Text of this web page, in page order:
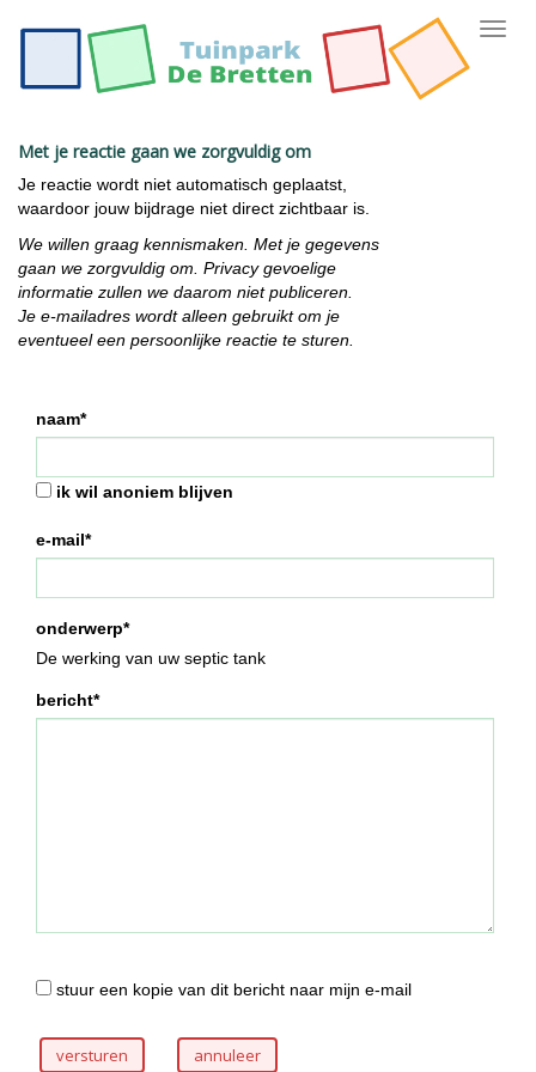
Met je reactie gaan we zorgvuldig om
Je reactie wordt niet automatisch geplaatst,
waardoor jouw bijdrage niet direct zichtbaar is.
We willen graag kennismaken. Met je gegevens
gaan we zorgvuldig om. Privacy gevoelige
informatie zullen we daarom niet publiceren.
Je e-mailadres wordt alleen gebruikt om je
eventueel een persoonlijke reactie te sturen.
naam*
ik wil anoniem blijven
e-mail*
onderwerp*
De werking van uw septic tank
bericht*
stuur een kopie van dit bericht naar mijn e-mail
versturen